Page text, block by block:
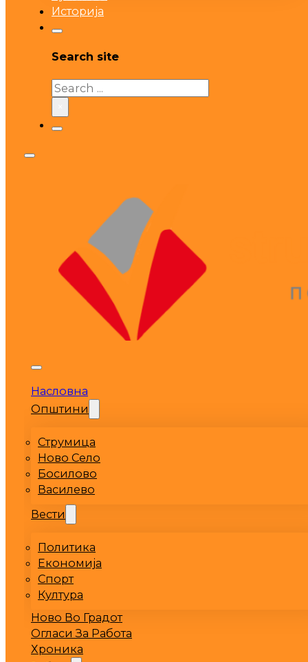
Историја
Search site
Search
Насловна
Општини
Струмица
Ново Село
Босилово
Василево
Вести
Политика
Економија
Спорт
Култура
Ново Во Градот
Огласи За Работа
Хроника